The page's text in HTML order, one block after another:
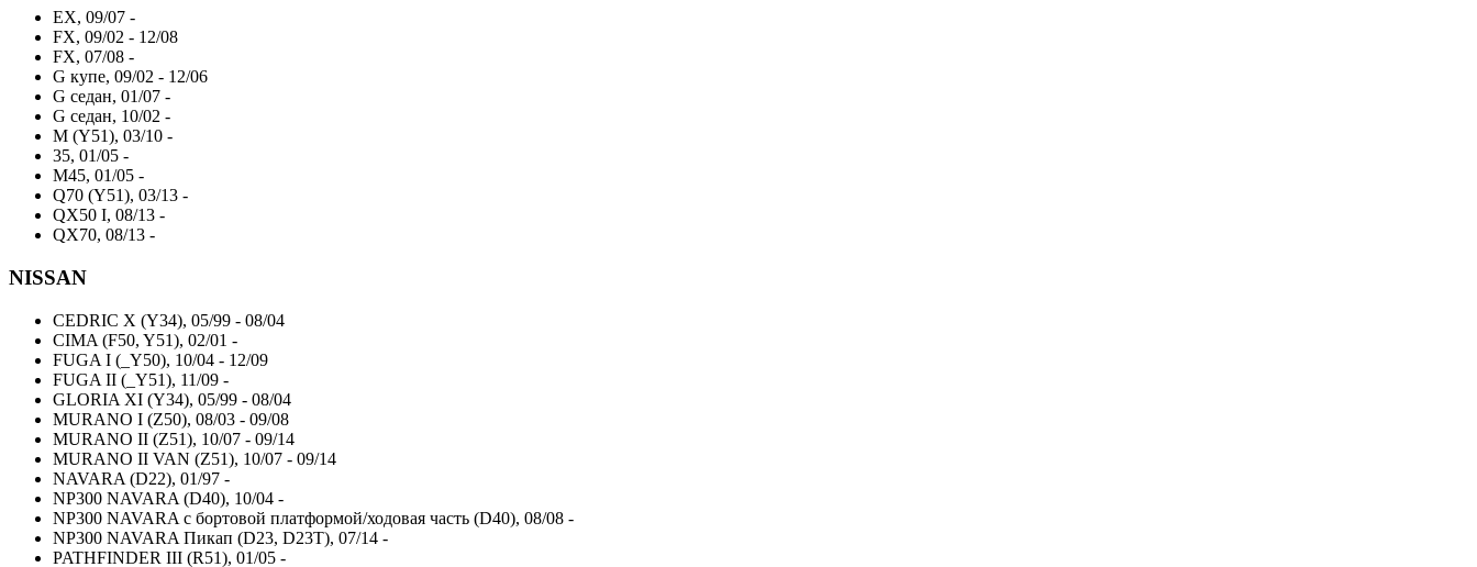
EX, 09/07 -
FX, 09/02 - 12/08
FX, 07/08 -
G купе, 09/02 - 12/06
G седан, 01/07 -
G седан, 10/02 -
M (Y51), 03/10 -
35, 01/05 -
M45, 01/05 -
Q70 (Y51), 03/13 -
QX50 I, 08/13 -
QX70, 08/13 -
NISSAN
CEDRIC X (Y34), 05/99 - 08/04
CIMA (F50, Y51), 02/01 -
FUGA I (_Y50), 10/04 - 12/09
FUGA II (_Y51), 11/09 -
GLORIA XI (Y34), 05/99 - 08/04
MURANO I (Z50), 08/03 - 09/08
MURANO II (Z51), 10/07 - 09/14
MURANO II VAN (Z51), 10/07 - 09/14
NAVARA (D22), 01/97 -
NP300 NAVARA (D40), 10/04 -
NP300 NAVARA c бортовой платформой/ходовая часть (D40), 08/08 -
NP300 NAVARA Пикап (D23, D23T), 07/14 -
PATHFINDER III (R51), 01/05 -